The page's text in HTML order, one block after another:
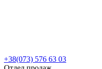
+38(073) 576 63 03